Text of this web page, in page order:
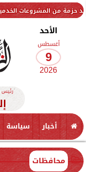
الخدمية والتنموية
الأحد
أغسطس
9
2026
رئيس
أخبار سياسة
محافظات